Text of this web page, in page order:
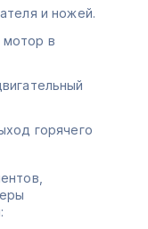
и ножей.
в
горячего